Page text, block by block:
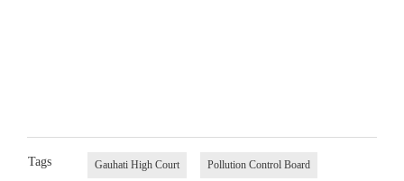
Tags Gauhati High Court Pollution Control Board